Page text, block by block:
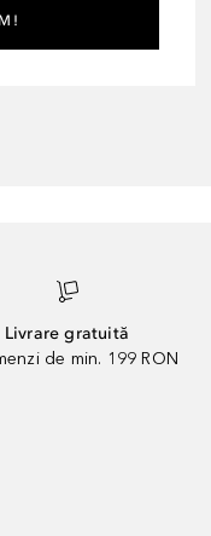
Livrare gratuită
de min. 199 RON